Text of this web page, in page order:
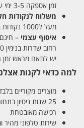
זמן אספקה 3-5 ימי עסקים.
משלוח לנקודות
מעל ל1000 נקודות ברחבי הארץ. זמן אספקה 5-8 ימי עסקים.
איסוף עצמי – חינם
רחוב שדרות בנימין 10 נתניה/ רחוב פנקס 12 נתניה – לבחירתכם
יש לתאם מראש זמן הגעה
למה כדאי לקנות
מוצרים מקוריים
25 שנות ניסיון בתחום מוצרי השיער והטיפוח
רכישה מאובטחת
שירות טלפוני מהיר